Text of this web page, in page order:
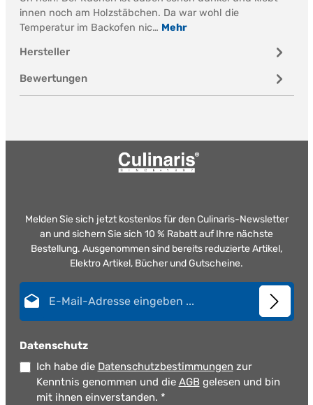
innen noch am Holzstäbchen. Da war wohl die
Temperatur im Backofen nic… Mehr
Hersteller
Bewertungen
Melden Sie sich jetzt kostenlos für den Culinaris-Newsletter
an und sichern Sie sich 10 % Rabatt auf Ihre nächste
Bestellung. Ausgenommen sind bereits reduzierte Artikel,
Elektro Artikel, Bücher und Gutscheine.
Datenschutz
Ich habe die Datenschutzbestimmungen zur
Kenntnis genommen und die AGB gelesen und bin
mit ihnen einverstanden. *